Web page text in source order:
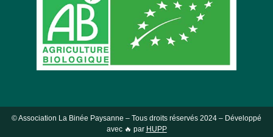
© Association La Binée Paysanne – Tous droits réservés 2024 – Développé
avec 🔥 par HUPP